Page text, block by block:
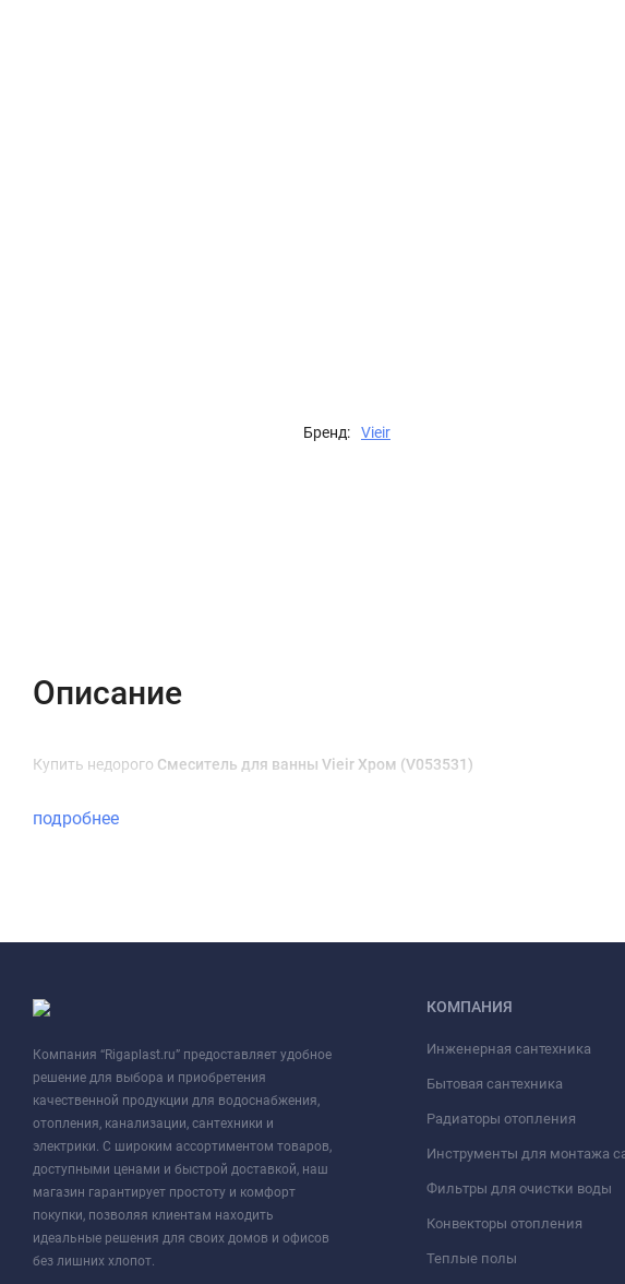
Бренд: Vieir
Описание
Купить недорого Смеситель для ванны Vieir Хром (V053531)
подробнее
Компания “Rigaplast.ru” предоставляет удобное
решение для выбора и приобретения
качественной продукции для водоснабжения,
отопления, канализации, сантехники и
электрики. С широким ассортиментом товаров,
доступными ценами и быстрой доставкой, наш
магазин гарантирует простоту и комфорт
покупки, позволяя клиентам находить
идеальные решения для своих домов и офисов
без лишних хлопот.
КОМПАНИЯ
Инженерная сантехника
Бытовая сантехника
Радиаторы отопления
Инструменты для монтажа
Фильтры для очистки воды
Конвекторы отопления
Теплые полы